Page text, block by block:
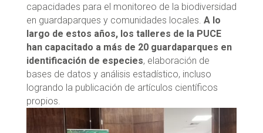
capacidades para el monitoreo de la biodiversidad
en guardaparques y comunidades locales. A lo
largo de estos años, los talleres de la PUCE
han capacitado a más de 20 guardaparques en
identificación de especies, elaboración de
bases de datos y análisis estadístico, incluso
logrando la publicación de artículos científicos
propios.